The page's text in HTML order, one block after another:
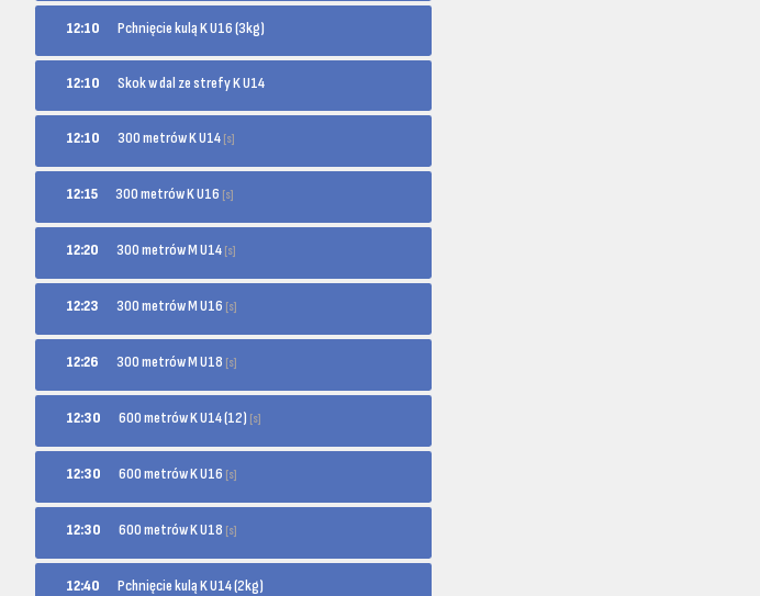
12:10 Pchnięcie kulą K U16 (3kg)
12:10 Skok w dal ze strefy K U14
12:10 300 metrów K U14 [s]
12:15 300 metrów K U16 [s]
12:20 300 metrów M U14 [s]
12:23 300 metrów M U16 [s]
12:26 300 metrów M U18 [s]
12:30 600 metrów K U14 (12) [s]
12:30 600 metrów K U16 [s]
12:30 600 metrów K U18 [s]
12:40 Pchnięcie kulą K U14 (2kg)